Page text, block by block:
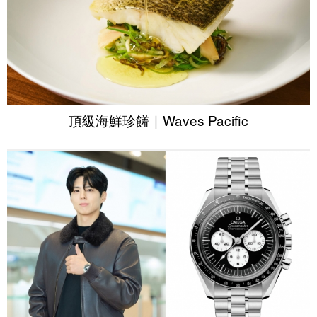
頂級海鮮珍饈｜Waves Pacific